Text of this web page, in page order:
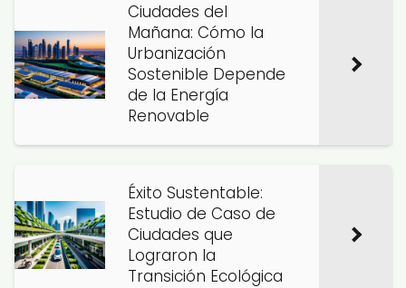
Ciudades del
Mañana: Cómo la
Urbanización
Sostenible Depende
de la Energía
Renovable
Éxito Sustentable:
Estudio de Caso de
Ciudades que
Lograron la
Transición Ecológica